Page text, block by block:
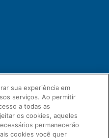
2025
sua experiência em
serviços. Ao permitir
a todas as
os cookies, aqueles
permanecerão
cookies você quer